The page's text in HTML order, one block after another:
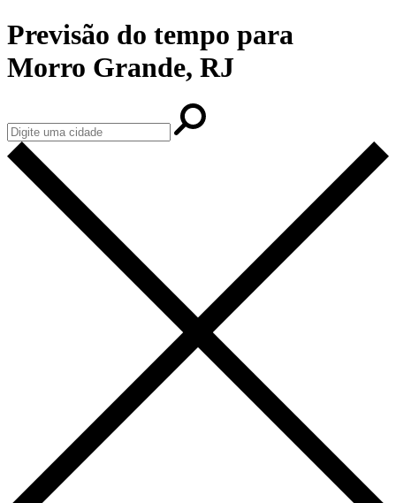
Previsão do tempo para
Morro Grande, RJ